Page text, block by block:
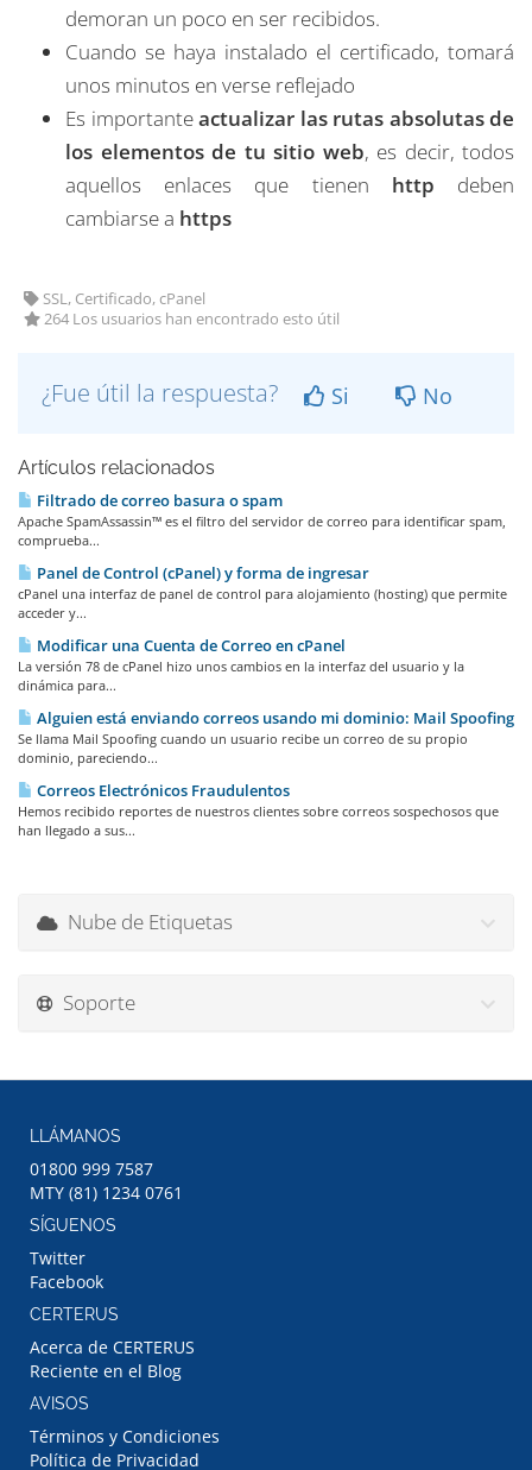
demoran un poco en ser recibidos.
Cuando se haya instalado el certificado, tomará
unos minutos en verse reflejado
Es importanteactualizar las rutas absolutas de
los elementos de tu sitio web, es decir, todos
aquellos enlaces que tienen http deben
cambiarse a https
SSL, Certificado, cPanel
264 Los usuarios han encontrado esto útil
¿Fue útil la respuesta? Si No
Artículos relacionados
Filtrado de correo basura o spam
Apache SpamAssassin™ es el filtro del servidor de correo para identificar spam,
comprueba...
Panel de Control (cPanel) y forma de ingresar
cPanel una interfaz de panel de control para alojamiento (hosting) que permite
acceder y...
Modificar una Cuenta de Correo en cPanel
La versión 78 de cPanel hizo unos cambios en la interfaz del usuario y la
dinámica para...
Alguien está enviando correos usando mi dominio: Mail Spoofing
Se llama Mail Spoofing cuando un usuario recibe un correo de su propio
dominio, pareciendo...
Correos Electrónicos Fraudulentos
Hemos recibido reportes de nuestros clientes sobre correos sospechosos que
han llegado a sus...
Nube de Etiquetas
Soporte
LLÁMANOS
01800 999 7587
MTY (81) 1234 0761
SÍGUENOS
Twitter
Facebook
CERTERUS
Acerca de CERTERUS
Reciente en el Blog
AVISOS
Términos y Condiciones
Política de Privacidad